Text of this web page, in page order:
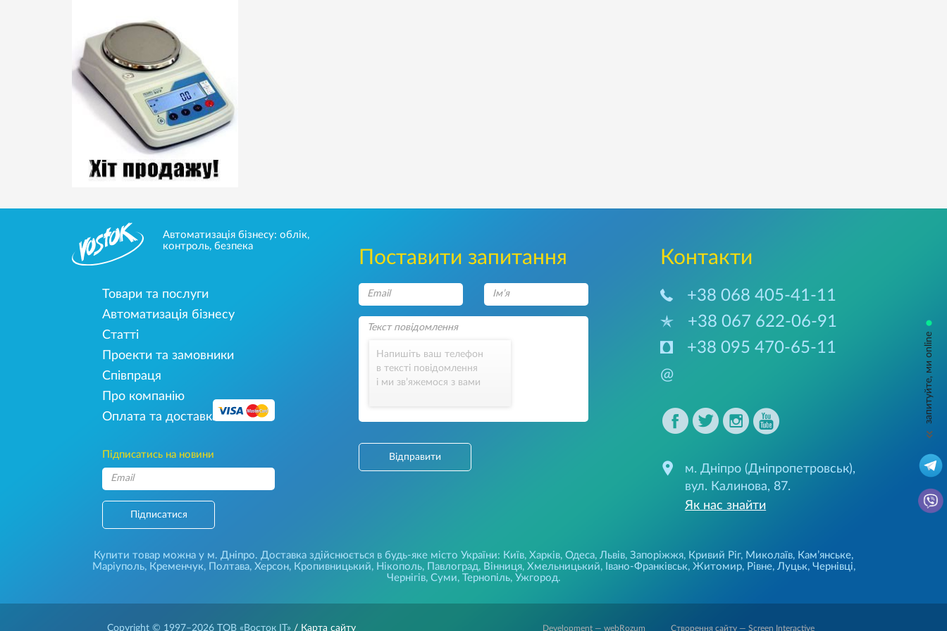
Автоматизація бізнесу: облік,
контроль, безпека
Товари та послуги
Автоматизація бізнесу
Статті
Проекти та замовники
Співпраця
Про компанію
Оплата та доставка
Підписатись на новини
Підписатися
Поставити запитання
Напишіть ваш телефон
в тексті повідомлення
і ми зв’яжемося з вами
Відправити
Контакти
+38 068 405-41-11
+38 067 622-06-91
+38 095 470-65-11
@
м. Дніпро (Дніпропетровськ),
вул. Калинова, 87.
Як нас знайти
Купити товар можна у м. Дніпро. Доставка здійснюється в будь-яке місто України: Київ, Харків, Одеса, Львів, Запоріжжя, Кривий Ріг, Миколаїв, Кам’янське,
Маріуполь, Кременчук, Полтава, Херсон, Кропивницький, Нікополь, Павлоград, Вінниця, Хмельницький, Івано-Франківськ, Житомир, Рівне, Луцьк, Чернівці,
Чернігів, Суми, Тернопіль, Ужгород.
Copyright © 1997–2026 ТОВ «Восток IT» / Карта сайту Development — webRozum Створення сайту — Screen Interactive
запитуйте, ми online
•